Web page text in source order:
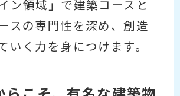
ン領域」で建築コースと
スの専門性を深め、創造
いく力を身につけます。